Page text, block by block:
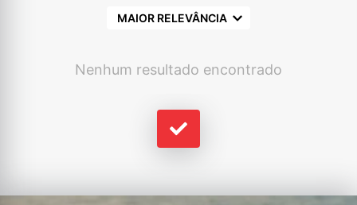
MAIOR RELEVÂNCIA
Nenhum resultado encontrado